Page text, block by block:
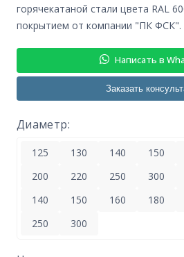
горячекатаной стали цвета RAL
покрытием от компании "ПК ФСК".
Написать в
Заказать
Диаметр:
125 130 140 150
200
220 250 300
140
150 160 180
250
300